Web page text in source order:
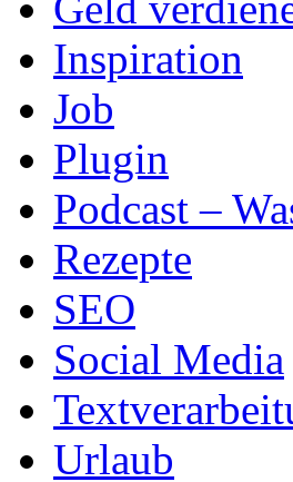
Inspiration
Job
Plugin
Podcast –
Rezepte
SEO
Social Media
Urlaub